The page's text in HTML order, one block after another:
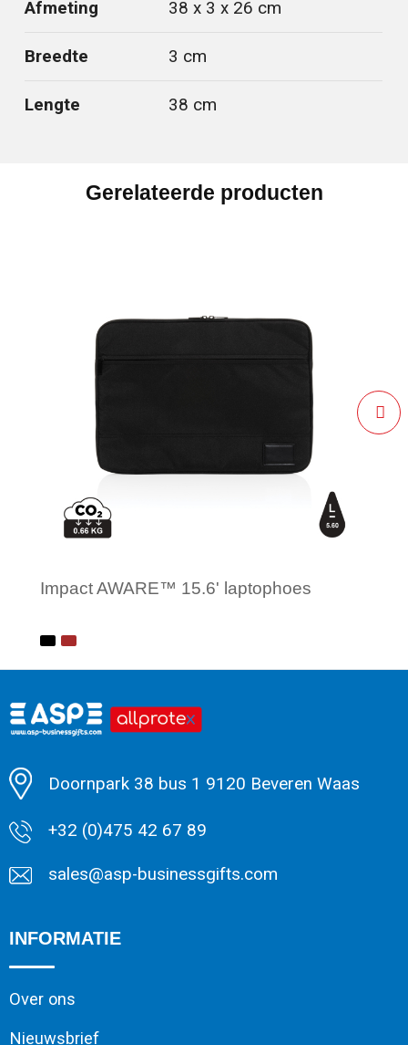
Afmeting 38 x 3 x 26 cm
Breedte 3 cm
Lengte 38 cm
Gerelateerde producten
Impact AWARE™ 15.6' laptophoes
Minimale afname: 1
Doornpark 38 bus 1 9120 Beveren Waas
+32 (0)475 42 67 89
sales@asp-businessgifts.com
INFORMATIE
Over ons
Nieuwsbrief